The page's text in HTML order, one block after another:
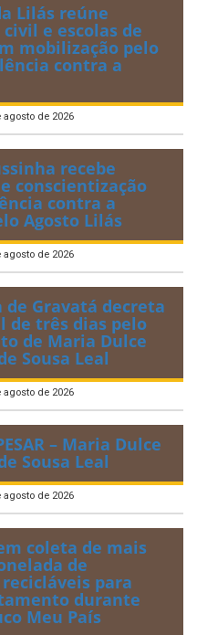
Lilás reúne
civil e escolas de
mobilização pelo
contra a
de 2026
recebe
conscientização
contra a
Agosto Lilás
de 2026
Gravatá decreta
de três dias pelo
de Maria Dulce
Sousa Leal
de 2026
– Maria Dulce
Sousa Leal
de 2026
coleta de mais
de
para
durante
Meu País